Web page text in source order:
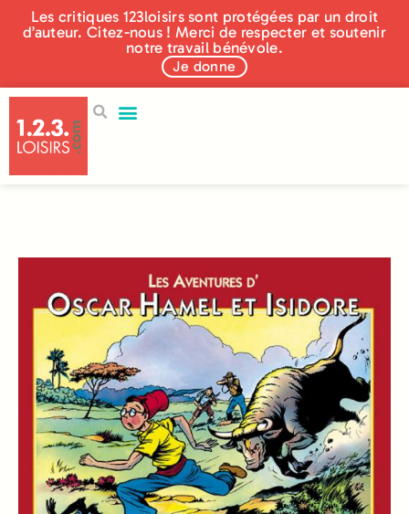
Les critiques 123loisirs sont protégées par un droit
d’auteur. Citez-nous ! Merci de respecter et soutenir
notre travail bénévole.
Je donne